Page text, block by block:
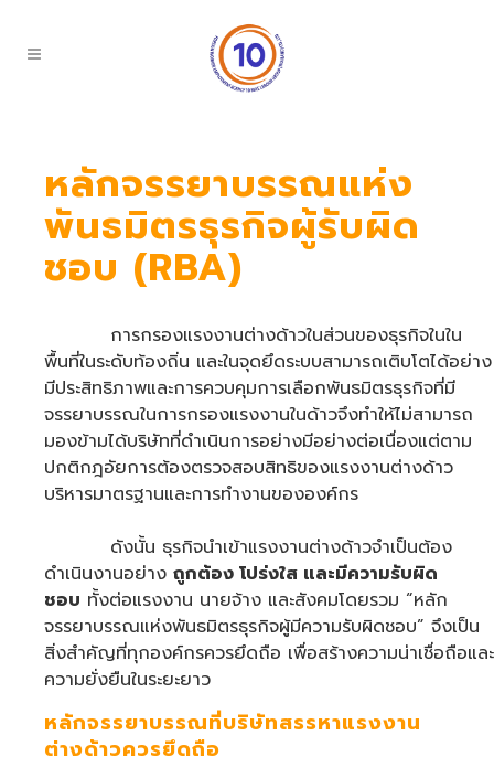
หลักจรรยาบรรณแห่ง
พันธมิตรธุรกิจผู้รับผิด
ชอบ (RBA)
การกรองแรงงานต่างด้าวในส่วนของธุรกิจในใน
พื้นที่ในระดับท้องถิ่น และในจุดยึดระบบสามารถเติบโตได้อย่าง
มีประสิทธิภาพและการควบคุมการเลือกพันธมิตรธุรกิจที่มี
จรรยาบรรณในการกรองแรงงานในด้าวจึงทำให้ไม่สามารถ
มองข้ามได้บริษัทที่ดำเนินการอย่างมีอย่างต่อเนื่องแต่ตาม
ปกติกฎอัยการต้องตรวจสอบสิทธิของแรงงานต่างด้าว
บริหารมาตรฐานและการทำงานขององค์กร
ดังนั้น ธุรกิจนำเข้าแรงงานต่างด้าวจำเป็นต้อง
ดำเนินงานอย่าง ถูกต้อง โปร่งใส และมีความรับผิด
ชอบ ทั้งต่อแรงงาน นายจ้าง และสังคมโดยรวม “หลัก
จรรยาบรรณแห่งพันธมิตรธุรกิจผู้มีความรับผิดชอบ” จึงเป็น
สิ่งสำคัญที่ทุกองค์กรควรยึดถือ เพื่อสร้างความน่าเชื่อถือและ
ความยั่งยืนในระยะยาว
หลักจรรยาบรรณที่บริษัทสรรหาแรงงาน
ต่างด้าวควรยึดถือ